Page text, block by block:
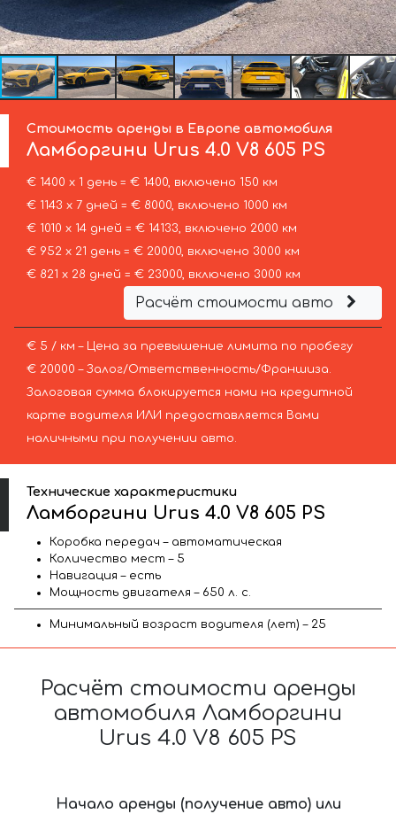
Стоимость аренды в Европе автомобиля
Ламборгини Urus 4.0 V8 605 PS
€ 1400 х 1 день = € 1400, включено 150 км
€ 1143 х 7 дней = € 8000, включено 1000 км
€ 1010 х 14 дней = € 14133, включено 2000 км
€ 952 х 21 день = € 20000, включено 3000 км
€ 821 х 28 дней = € 23000, включено 3000 км
Расчёт стоимости авто
€ 5 / км – Цена за превышение лимита по пробегу
€ 20000 – Залог/Ответственность/Франшиза.
Залоговая сумма блокируется нами на кредитной
карте водителя ИЛИ предоставляется Вами
наличными при получении авто.
Технические характеристики
Ламборгини Urus 4.0 V8 605 PS
Коробка передач – автоматическая
Количество мест – 5
Навигация – есть
Мощность двигателя – 650 л. с.
Минимальный возраст водителя (лет) – 25
Расчёт стоимости аренды
автомобиля Ламборгини
Urus 4.0 V8 605 PS
Начало аренды (получение авто) или